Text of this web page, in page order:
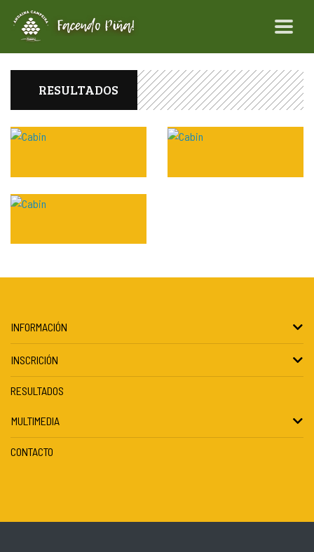
RESULTADOS
INFORMACIÓN
INSCRICIÓN
RESULTADOS
MULTIMEDIA
CONTACTO